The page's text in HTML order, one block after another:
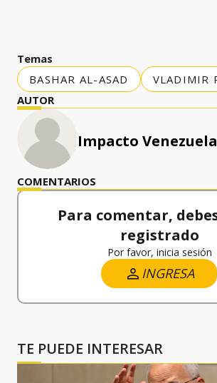
Temas
BASHAR AL-ASAD
VLADIMIR
AUTOR
Impacto Venezuela
COMENTARIOS
Para comentar,
registrado
Por favor, inicia sesión
INGRESA
TE PUEDE INTERESAR